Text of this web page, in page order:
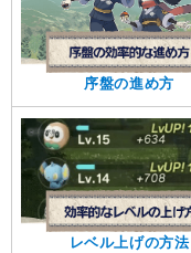
序盤の進め方
レベル上げの方法